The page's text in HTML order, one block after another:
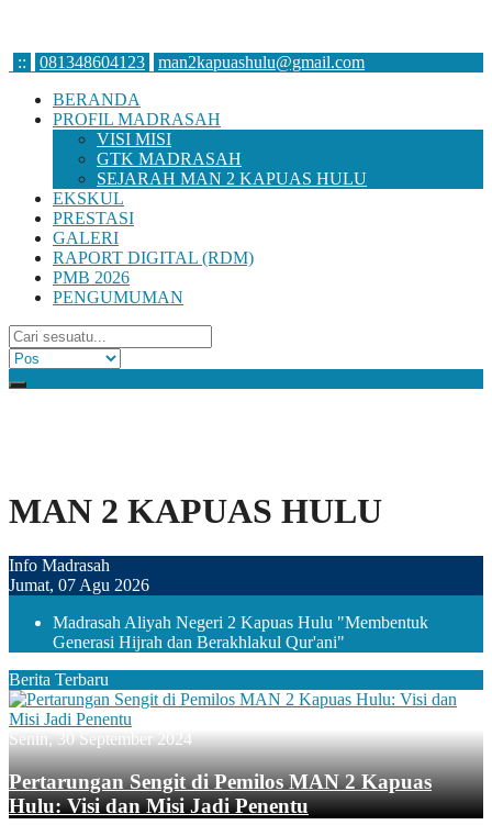
:: 081348604123
man2kapuashulu@gmail.com
BERANDA
PROFIL MADRASAH
VISI MISI
GTK MADRASAH
SEJARAH MAN 2 KAPUAS HULU
EKSKUL
PRESTASI
GALERI
RAPORT DIGITAL (RDM)
PMB 2026
PENGUMUMAN
MAN 2 KAPUAS HULU
Info Madrasah
Jumat, 07 Agu 2026
Madrasah Aliyah Negeri 2 Kapuas Hulu "Membentuk
Generasi Hijrah dan Berakhlakul Qur'ani"
Berita Terbaru
Senin, 30 September 2024
Pertarungan Sengit di Pemilos MAN 2 Kapuas
Hulu: Visi dan Misi Jadi Penentu